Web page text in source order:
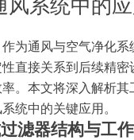
风系统中的
为通风与空气净化系
直接关系到后续精密
。本文将深入解析其
统中的关键应用。
滤器结构与工